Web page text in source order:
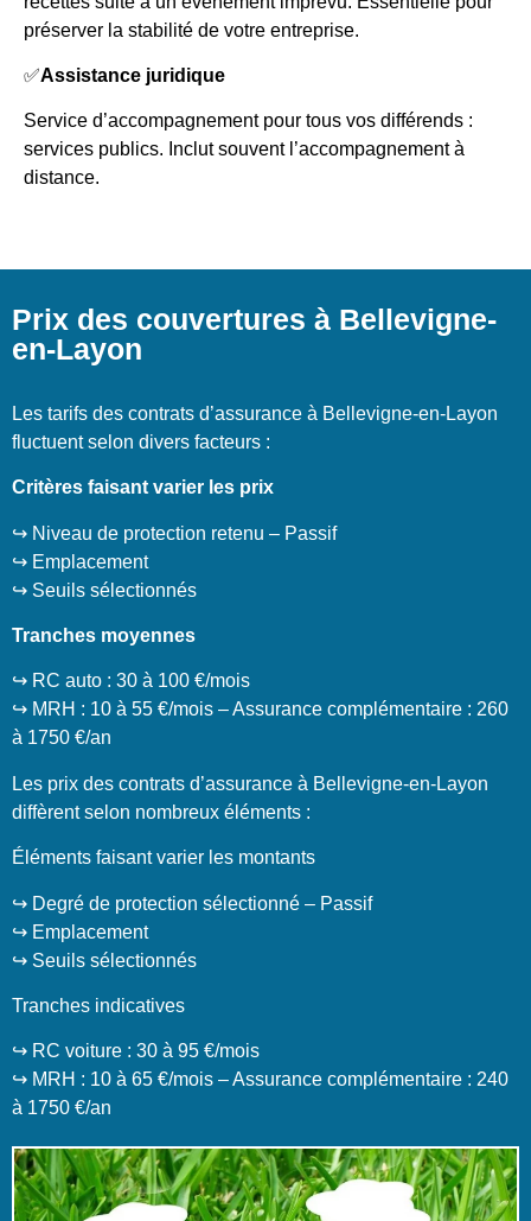
préserver la stabilité de votre entreprise.
✅Assistance juridique
Service d’accompagnement pour tous vos différends :
services publics. Inclut souvent l’accompagnement à
distance.
Prix des couvertures à Bellevigne-
en-Layon
Les tarifs des contrats d’assurance à Bellevigne-en-Layon
fluctuent selon divers facteurs :
Critères faisant varier les prix
↪️ Niveau de protection retenu – Passif
↪️ Emplacement
↪️ Seuils sélectionnés
Tranches moyennes
↪️ RC auto : 30 à 100 €/mois
↪️ MRH : 10 à 55 €/mois – Assurance complémentaire : 260
à 1750 €/an
Les prix des contrats d’assurance à Bellevigne-en-Layon
diffèrent selon nombreux éléments :
Éléments faisant varier les montants
↪️ Degré de protection sélectionné – Passif
↪️ Emplacement
↪️ Seuils sélectionnés
Tranches indicatives
↪️ RC voiture : 30 à 95 €/mois
↪️ MRH : 10 à 65 €/mois – Assurance complémentaire : 240
à 1750 €/an